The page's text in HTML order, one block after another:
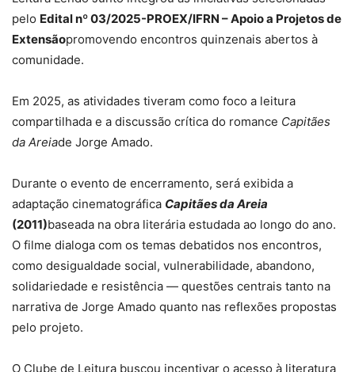
pelo Edital nº 03/2025-PROEX/IFRN – Apoio a Projetos de
Extensãopromovendo encontros quinzenais abertos à
comunidade.
Em 2025, as atividades tiveram como foco a leitura
compartilhada e a discussão crítica do romance Capitães
da Areiade Jorge Amado.
Durante o evento de encerramento, será exibida a
adaptação cinematográfica Capitães da Areia
(2011)baseada na obra literária estudada ao longo do ano.
O filme dialoga com os temas debatidos nos encontros,
como desigualdade social, vulnerabilidade, abandono,
solidariedade e resistência — questões centrais tanto na
narrativa de Jorge Amado quanto nas reflexões propostas
pelo projeto.
O Clube de Leitura buscou incentivar o acesso à literatura